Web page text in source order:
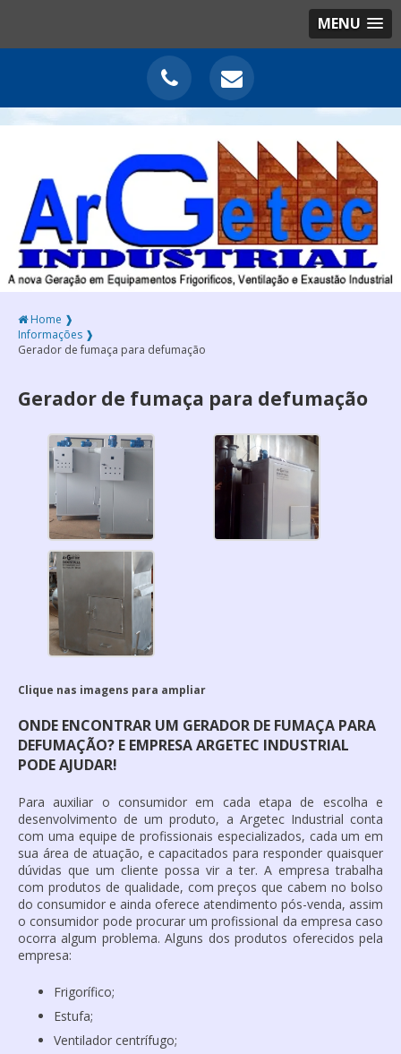
MENU
Home ❱
Informações ❱
Gerador de fumaça para defumação
Gerador de fumaça para defumação
Clique nas imagens para ampliar
ONDE ENCONTRAR UM GERADOR DE FUMAÇA PARA
DEFUMAÇÃO? E EMPRESA ARGETEC INDUSTRIAL
PODE AJUDAR!
Para auxiliar o consumidor em cada etapa de escolha e
desenvolvimento de um produto, a Argetec Industrial conta
com uma equipe de profissionais especializados, cada um em
sua área de atuação, e capacitados para responder quaisquer
dúvidas que um cliente possa vir a ter. A empresa trabalha
com produtos de qualidade, com preços que cabem no bolso
do consumidor e ainda oferece atendimento pós-venda, assim
o consumidor pode procurar um profissional da empresa caso
ocorra algum problema. Alguns dos produtos oferecidos pela
empresa:
Frigorífico;
Estufa;
Ventilador centrífugo;